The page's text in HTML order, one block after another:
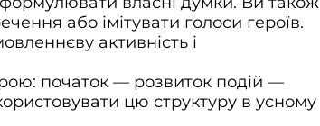
або імітувати голоси героїв.
активність і
початок — розвиток подій —
цю структуру в усному